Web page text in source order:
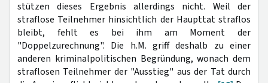
stützen dieses Ergebnis allerdings nicht. Weil der
straflose Teilnehmer hinsichtlich der Haupttat straflos
bleibt, fehlt es bei ihm am Moment der
"Doppelzurechnung". Die h.M. griff deshalb zu einer
anderen kriminalpolitischen Begründung, wonach dem
straflosen Teilnehmer der "Ausstieg" aus der Tat durch